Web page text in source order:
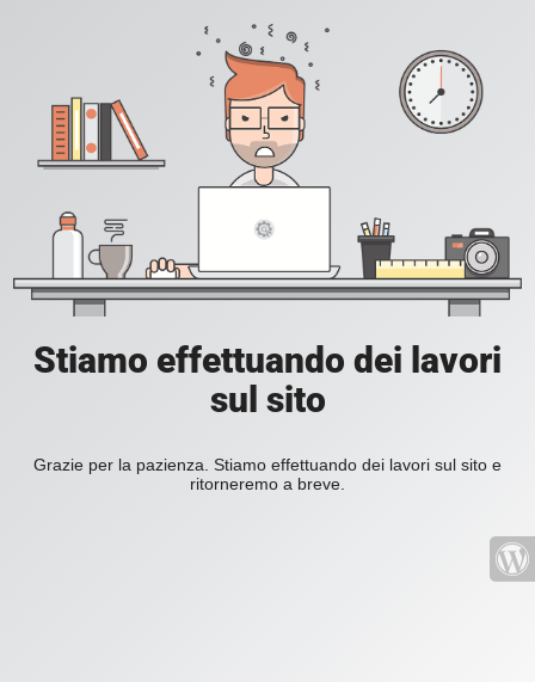
Stiamo effettuando dei lavori
sul sito
Grazie per la pazienza. Stiamo effettuando dei lavori sul sito e
ritorneremo a breve.